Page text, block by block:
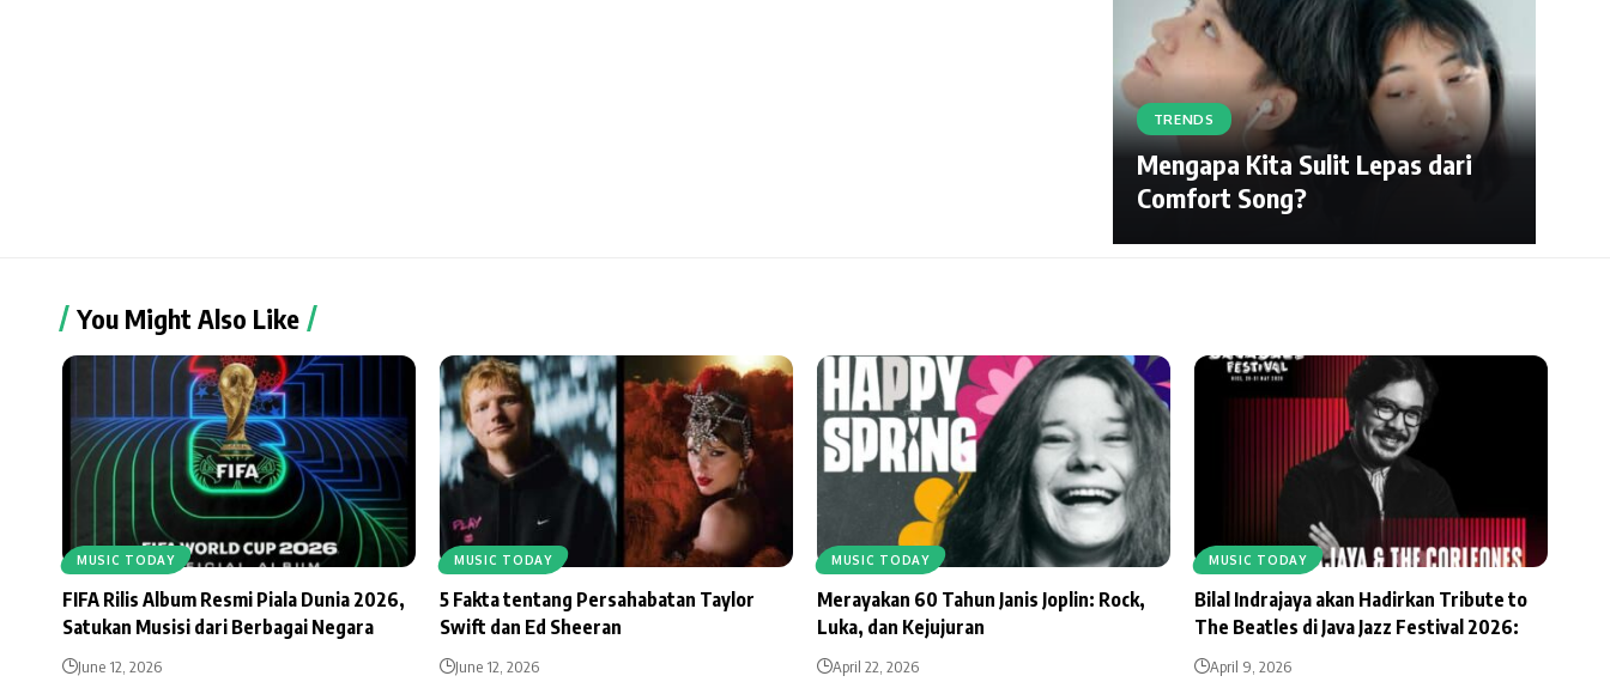
TRENDS
Mengapa Kita Sulit Lepas dari
Comfort Song?
You Might Also Like
MUSIC TODAY
FIFA Rilis Album Resmi Piala Dunia 2026,
Satukan Musisi dari Berbagai Negara
June 12, 2026
MUSIC TODAY
5 Fakta tentang Persahabatan Taylor
Swift dan Ed Sheeran
June 12, 2026
MUSIC TODAY
Merayakan 60 Tahun Janis Joplin: Rock,
Luka, dan Kejujuran
April 22, 2026
MUSIC TODAY
Bilal Indrajaya akan Hadirkan Tribute to
The Beatles di Java Jazz Festival 2026:
April 9, 2026